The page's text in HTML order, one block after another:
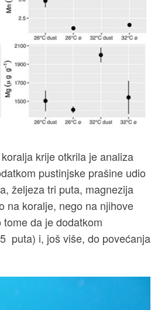
krije otkrila je analiza
pustinjske prašine udio
željeza tri puta, magnezija
na koralje, nego na njihove
da je dodatkom
puta) i, još više, do povećanja